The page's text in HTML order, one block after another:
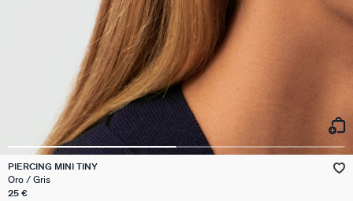
PIERCING MINI TINY
Oro / Gris
25 €